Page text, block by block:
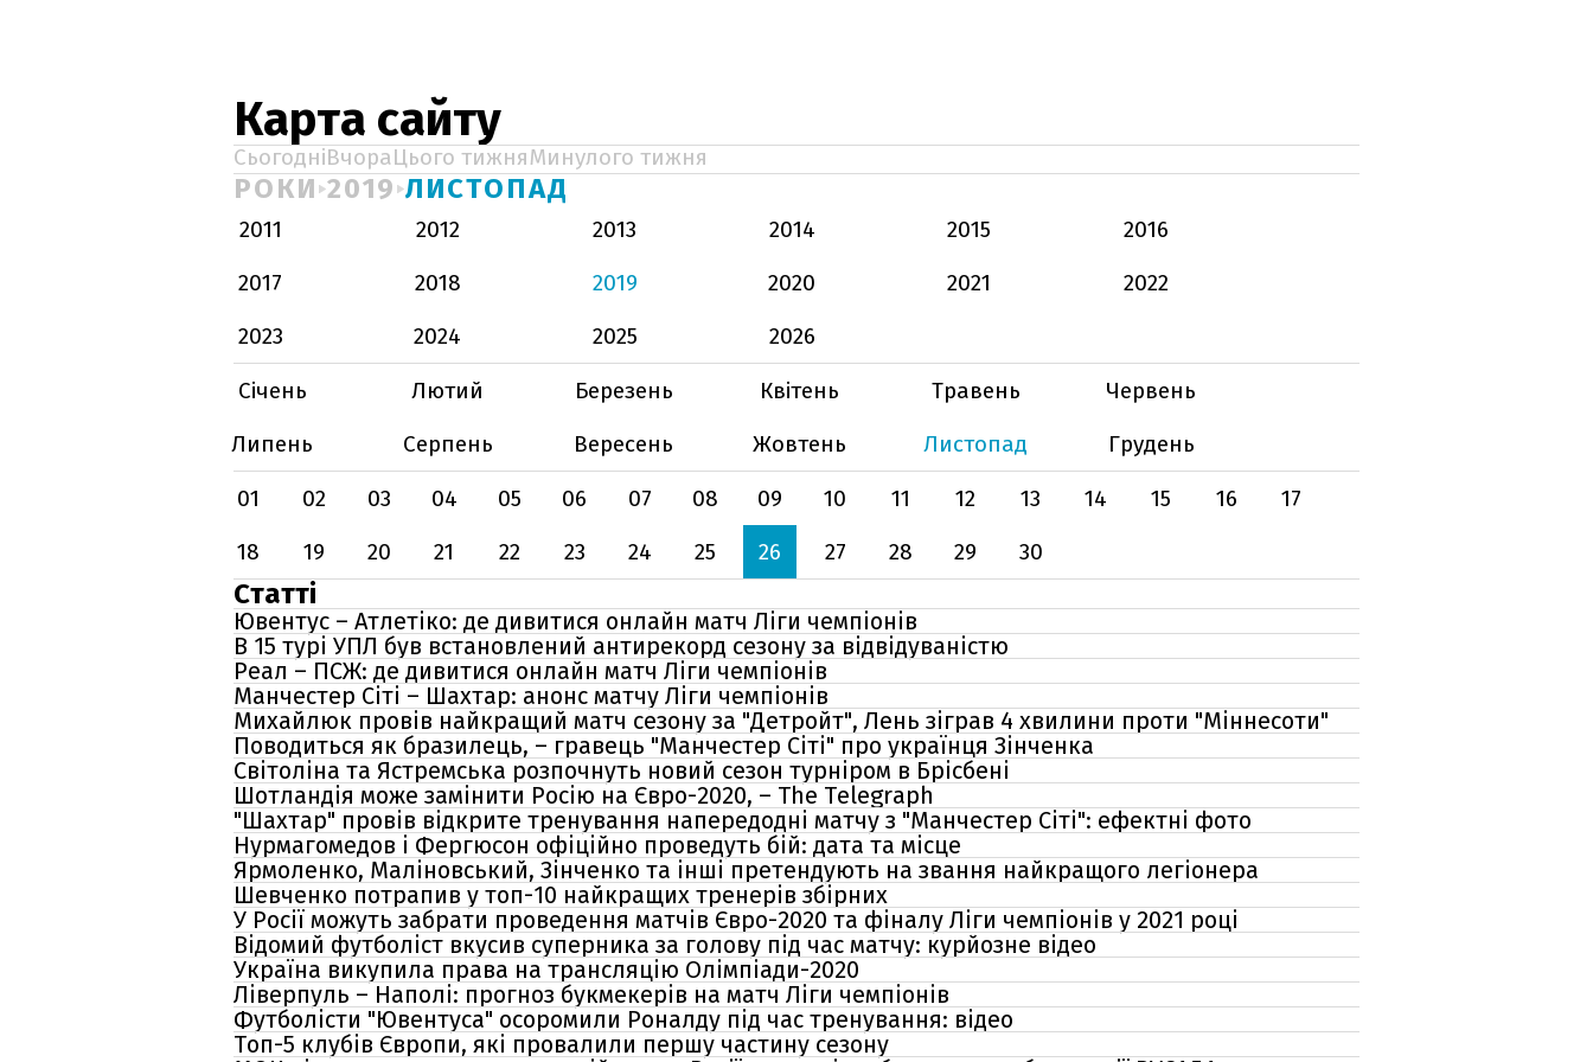
Карта сайту
СьогодніВчораЦього тижняМинулого тижня
РОКИ 2019 ЛИСТОПАД
2011 2012 2013 2014 2015
2016
2017
2018 2019 2020 2021
2022
2023
2024 2025
2026
Січень
Лютий Березень Квітень Травень
Червень
Липень
Серпень Вересень Жовтень Листопад
Грудень
01
02 03 04 05 06 07 08 09 10 11 12 13 14 15 16
17
18
19 20 21 22 23 24 25 26 27 28 29 30
Статті
Ювентус – Атлетіко: де дивитися онлайн матч Ліги чемпіонів
В 15 турі УПЛ був встановлений антирекорд сезону за відвідуваністю
Реал – ПСЖ: де дивитися онлайн матч Ліги чемпіонів
Манчестер Сіті – Шахтар: анонс матчу Ліги чемпіонів
Михайлюк провів найкращий матч сезону за "Детройт", Лень зіграв 4 хвилини проти "Міннесоти"
Поводиться як бразилець, – гравець "Манчестер Сіті" про українця Зінченка
Світоліна та Ястремська розпочнуть новий сезон турніром в Брісбені
Шотландія може замінити Росію на Євро-2020, – The Telegraph
"Шахтар" провів відкрите тренування напередодні матчу з "Манчестер Сіті": ефектні фото
Нурмагомедов і Фергюсон офіційно проведуть бій: дата та місце
Ярмоленко, Маліновський, Зінченко та інші претендують на звання найкращого легіонера
Шевченко потрапив у топ-10 найкращих тренерів збірних
У Росії можуть забрати проведення матчів Євро-2020 та фіналу Ліги чемпіонів у 2021 році
Відомий футболіст вкусив суперника за голову під час матчу: курйозне відео
Україна викупила права на трансляцію Олімпіади-2020
Ліверпуль – Наполі: прогноз букмекерів на матч Ліги чемпіонів
Футболісти "Ювентуса" осоромили Роналду під час тренування: відео
Топ-5 клубів Європи, які провалили першу частину сезону